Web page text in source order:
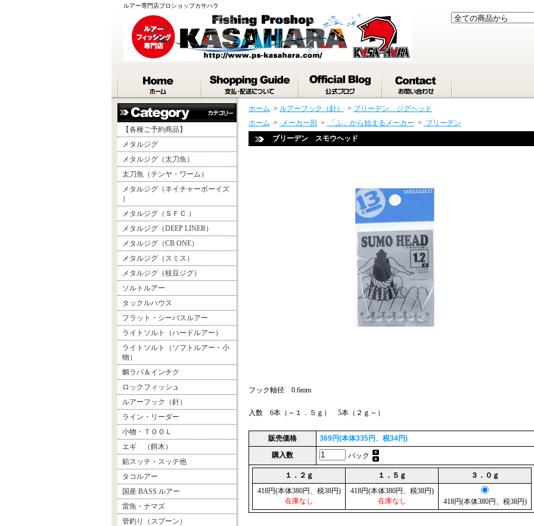
ルアー専門店プロショップカサハラ
【各種ご予約商品】
メタルジグ
メタルジグ（太刀魚）
太刀魚（テンヤ・ワーム）
メタルジグ（ネイチャーボーイズ
）
メタルジグ（ＳＦＣ ）
メタルジグ（DEEP LINER）
メタルジグ（CB ONE）
メタルジグ（スミス）
メタルジグ（枝豆ジグ）
ソルトルアー
タックルハウス
フラット・シーバスルアー
ライトソルト（ハードルアー）
ライトソルト（ソフトルアー・小
物）
鯛ラバ＆インチク
ロックフィッシュ
ルアーフック（針）
ライン・リーダー
小物・ＴＯＯＬ
エギ （餌木）
鉛スッテ・スッテ他
タコルアー
国産 BASS ルアー
雷魚・ナマズ
管釣り（スプーン）
ホーム > ルアーフック（針） > ブリーデン ジグヘッド
ホーム > メーカー別 > 「ふ」から始まるメーカー > ブリーデン
ブリーデン スモウヘッド
フック軸径 0.6mm
入数 6本（～１．５ｇ） 5本（２ｇ～）
販売価格
369円(本体335円、税34円)
購入数
パック
１．２ｇ １．５ｇ
３．０ｇ
418円(本体380円、税38円)
在庫なし
418円(本体380円、税38円)
在庫なし
418円(本体380円、税38円)